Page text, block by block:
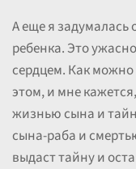
А еще я задумалась
ребенка. Это
сердцем. Как можно
этом, и мне
жизнью сына и
сына-раба и
выдаст тайну и